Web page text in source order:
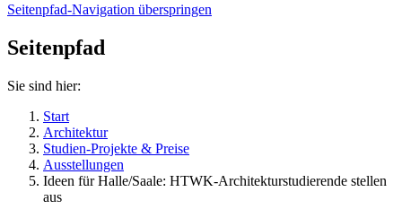
Seitenpfad-Navigation überspringen
Seitenpfad
Sie sind hier:
Start
Architektur
Studien-Projekte & Preise
Ausstellungen
Ideen für Halle/Saale: HTWK-Architekturstudierende stellen
aus